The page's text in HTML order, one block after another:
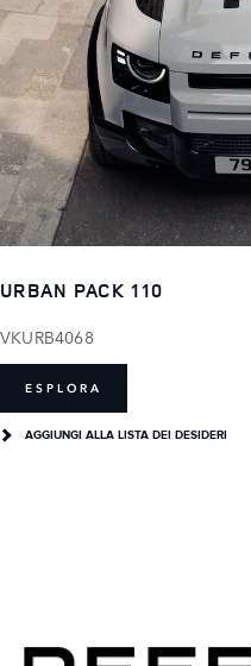
URBAN PACK 110
VKURB4068
ESPLORA
AGGIUNGI ALLA LISTA DEI DESIDERI